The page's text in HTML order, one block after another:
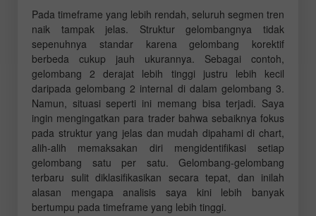
Pada timeframe yang lebih rendah, seluruh segmen tren
naik tampak jelas. Struktur gelombangnya tidak
sepenuhnya standar karena gelombang korektif
berbeda cukup jauh ukurannya. Sebagai contoh,
gelombang 2 derajat lebih tinggi justru lebih kecil
daripada gelombang 2 internal di dalam gelombang 3.
Namun, situasi seperti ini memang bisa terjadi. Saya
ingin mengingatkan para trader bahwa sebaiknya fokus
pada struktur yang jelas dan mudah dipahami di chart,
alih-alih memaksakan diri mengidentifikasi setiap
gelombang satu per satu. Gelombang-gelombang
terbaru sulit diklasifikasikan secara tepat, dan inilah
alasan mengapa analisis saya kini lebih banyak
bertumpu pada timeframe yang lebih tinggi.